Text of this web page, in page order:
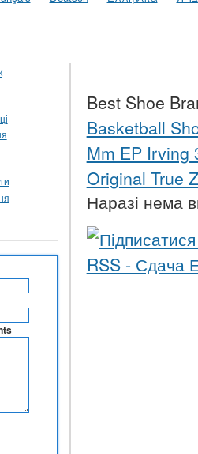
Best Shoe
Basketball
Mm EP Irving
Original True
Наразі нема